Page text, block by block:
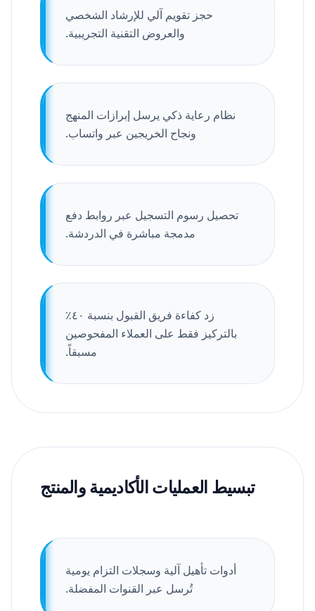
حجز تقويم آلي للإرشاد الشخصي
والعروض التقنية التجريبية.
نظام رعاية ذكي يرسل إبرازات المنهج
ونجاح الخريجين عبر واتساب.
تحصيل رسوم التسجيل عبر روابط دفع
مدمجة مباشرة في الدردشة.
زد كفاءة فريق القبول بنسبة ٤٠٪
بالتركيز فقط على العملاء المفحوصين
مسبقاً.
تبسيط العمليات الأكاديمية والمنتج
أدوات تأهيل آلية وسجلات التزام يومية
تُرسل عبر القنوات المفضلة.